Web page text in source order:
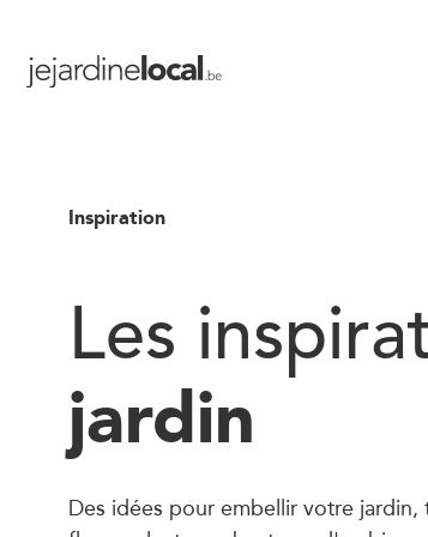
Inspiration
Les
jardin
Des idées pour embellir votre